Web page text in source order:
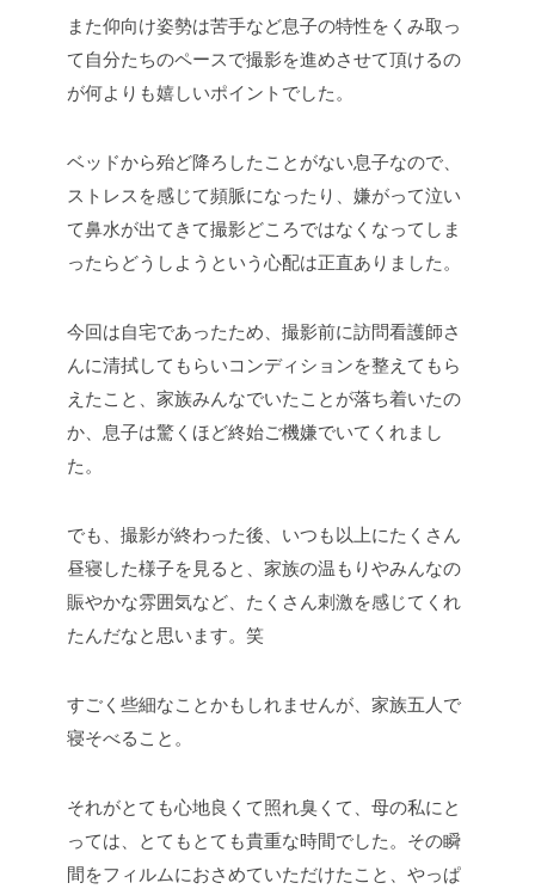
また仰向け姿勢は苦手など息子の特性をくみ取っ
て自分たちのペースで撮影を進めさせて頂けるの
が何よりも嬉しいポイントでした。
ベッドから殆ど降ろしたことがない息子なので、
ストレスを感じて頻脈になったり、嫌がって泣い
て鼻水が出てきて撮影どころではなくなってしま
ったらどうしようという心配は正直ありました。
今回は自宅であったため、撮影前に訪問看護師さ
んに清拭してもらいコンディションを整えてもら
えたこと、家族みんなでいたことが落ち着いたの
か、息子は驚くほど終始ご機嫌でいてくれまし
た。
でも、撮影が終わった後、いつも以上にたくさん
昼寝した様子を見ると、家族の温もりやみんなの
賑やかな雰囲気など、たくさん刺激を感じてくれ
たんだなと思います。笑
すごく些細なことかもしれませんが、家族五人で
寝そべること。
それがとても心地良くて照れ臭くて、母の私にと
っては、とてもとても貴重な時間でした。その瞬
間をフィルムにおさめていただけたこと、やっぱ